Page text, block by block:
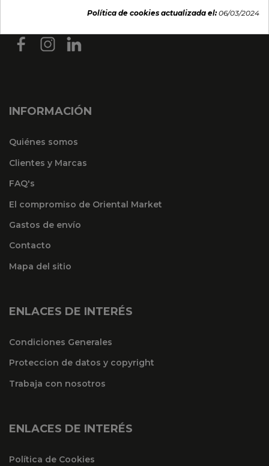
INFORMACIÓN
Quiénes somos
Clientes y Marcas
FAQ's
El compromiso de Oriental Market
Gastos de envío
Contacto
Mapa del sitio
ENLACES DE INTERÉS
Condiciones Generales
Proteccion de datos y copyright
Trabaja con nosotros
ENLACES DE INTERÉS
Política de Cookies
Política de cookies actualizada el:06/03/2024